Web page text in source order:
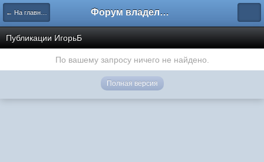
← На главную Форум владельцев интернет-магазинов
Публикации ИгорьБ
По вашему запросу ничего не найдено.
Полная версия